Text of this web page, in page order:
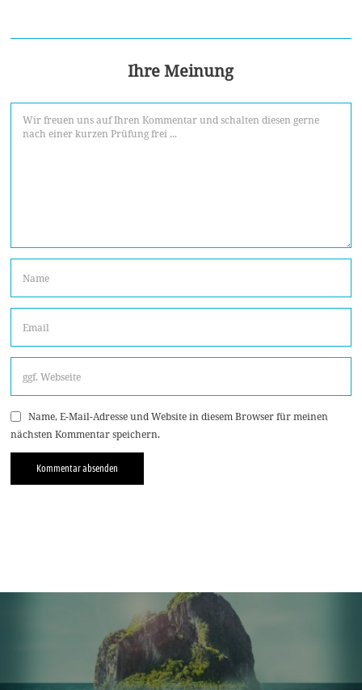
Ihre Meinung
Name, E-Mail-Adresse und Website in diesem Browser für meinen
nächsten Kommentar speichern.